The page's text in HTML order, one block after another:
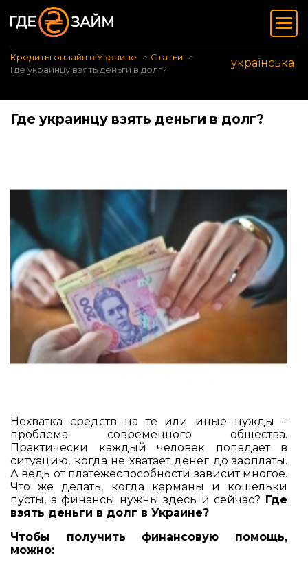
Кредиты онлайн в Украине
Статьи
Где украинцу взять деньги в долг?
українська
Где украинцу взять деньги в долг?
Нехватка средств на те или иные нужды –
проблема современного общества.
Практически каждый человек попадает в
ситуацию, когда не хватает денег до зарплаты.
А ведь от платежеспособности зависит многое.
Что же делать, когда карманы и кошельки
пусты, а финансы нужны здесь и сейчас? Где
взять деньги в долг в Украине?
Чтобы получить финансовую помощь,
можно: